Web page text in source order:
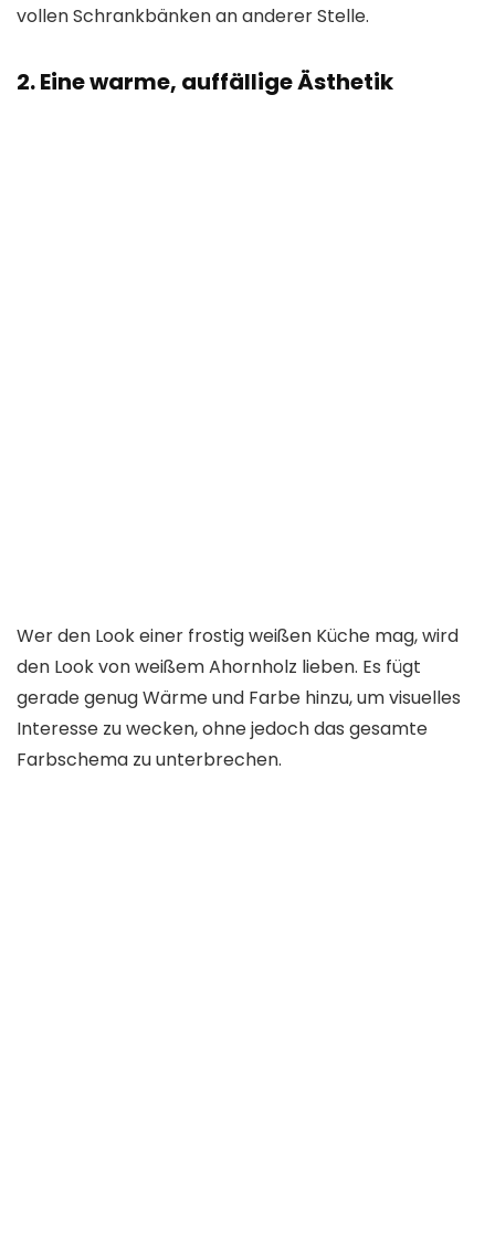
vollen Schrankbänken an anderer Stelle.
2. Eine warme, auffällige Ästhetik
Wer den Look einer frostig weißen Küche mag, wird
den Look von weißem Ahornholz lieben. Es fügt
gerade genug Wärme und Farbe hinzu, um visuelles
Interesse zu wecken, ohne jedoch das gesamte
Farbschema zu unterbrechen.